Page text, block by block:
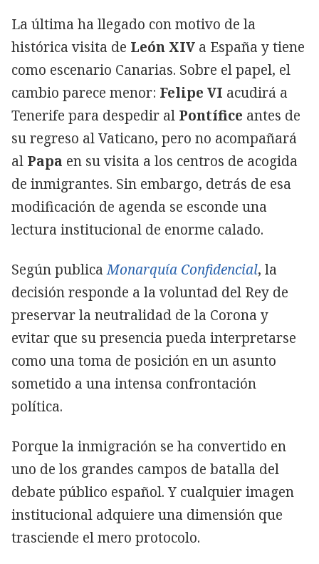
La última ha llegado con motivo de la
histórica visita de León XIV a España y tiene
como escenario Canarias. Sobre el papel, el
cambio parece menor: Felipe VI acudirá a
Tenerife para despedir al Pontífice antes de
su regreso al Vaticano, pero no acompañará
al Papa en su visita a los centros de acogida
de inmigrantes. Sin embargo, detrás de esa
modificación de agenda se esconde una
lectura institucional de enorme calado.
Según publicaMonarquía Confidencial, la
decisión responde a la voluntad del Rey de
preservar la neutralidad de la Corona y
evitar que su presencia pueda interpretarse
como una toma de posición en un asunto
sometido a una intensa confrontación
política.
Porque la inmigración se ha convertido en
uno de los grandes campos de batalla del
debate público español. Y cualquier imagen
institucional adquiere una dimensión que
trasciende el mero protocolo.